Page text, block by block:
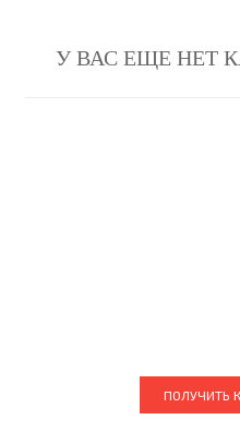
У ВАС ЕЩЕ НЕТ
ПОЛУЧИТЬ